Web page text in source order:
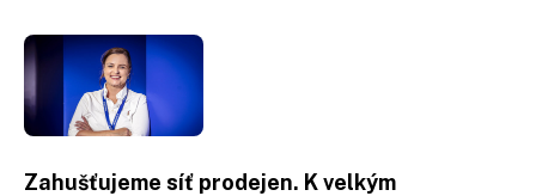
Zahušťujeme síť prodejen. K velkým